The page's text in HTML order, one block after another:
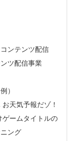
ナー】
！「デジタルギフ
集客実践法！
が大公開！【無
登壇に関する
ンテンツ配信
ツ配信事業
）
天気予報だゾ！
ゲームタイトルの
ング